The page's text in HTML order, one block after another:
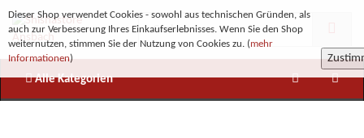
Alle Kategorien
Dieser Shop verwendet Cookies - sowohl aus technischen Gründen, als
auch zur Verbesserung Ihres Einkaufserlebnisses. Wenn Sie den Shop
weiternutzen, stimmen Sie der Nutzung von Cookies zu. (mehr
Informationen)